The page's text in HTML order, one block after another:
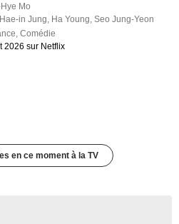
Mo
Hae-in Jung, Ha Young,Seo Jung-Yeon
,Comédie
2026 sur Netflix
en ce moment à la TV